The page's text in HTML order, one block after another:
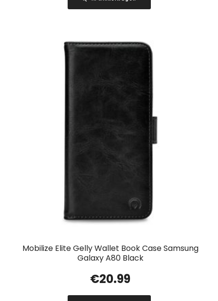
Mobilize Elite Gelly Wallet Book Case Samsung
Galaxy A80 Black
€20.99